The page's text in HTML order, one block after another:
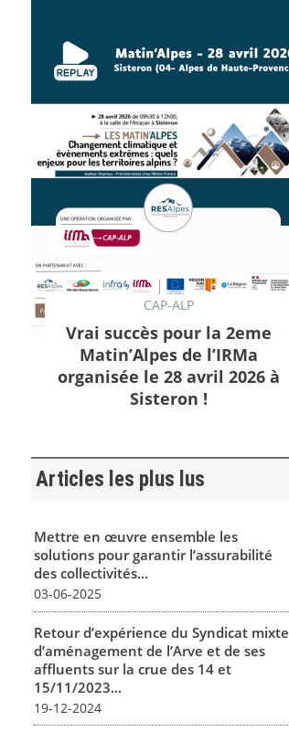
CAP-ALP
Vrai succès pour la 2eme
Matin’Alpes de l’IRMa
organisée le 28 avril 2026 à
Sisteron !
Articles les plus lus
Mettre en œuvre ensemble les
solutions pour garantir l’assurabilité
des collectivités...
03-06-2025
Retour d’expérience du Syndicat mixte
d’aménagement de l’Arve et de ses
affluents sur la crue des 14 et
15/11/2023...
19-12-2024